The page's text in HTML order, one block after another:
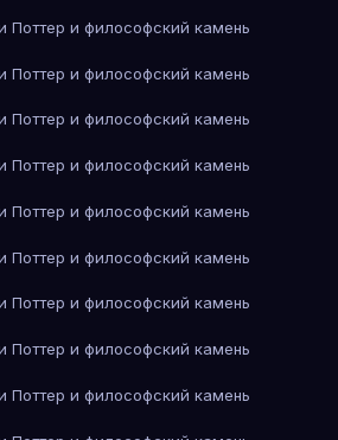
Поттер и философский камень
Поттер и философский камень
Поттер и философский камень
Поттер и философский камень
Поттер и философский камень
Поттер и философский камень
Поттер и философский камень
Поттер и философский камень
Поттер и философский камень